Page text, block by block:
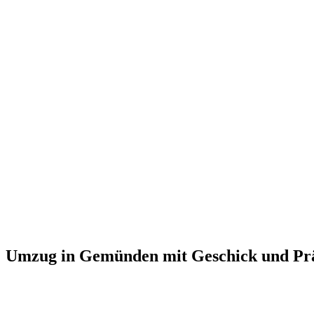
Umzug in Gemünden mit Geschick und